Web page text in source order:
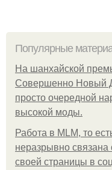
Популярные
На шанхайской
Совершенно Новый
просто очередной
высокой моды.
Работа в MLM, то
неразрывно связана
своей страницы в